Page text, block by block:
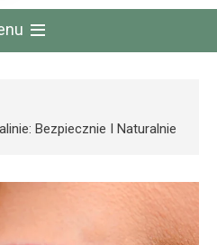
Bezpiecznie I Naturalnie